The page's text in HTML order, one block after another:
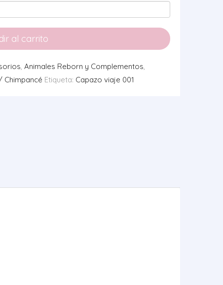
al carrito
, Animales Reborn y Complementos,
Chimpancé Etiqueta: Capazo viaje 001